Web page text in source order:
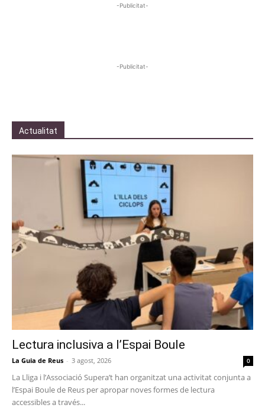
-Publicitat-
-Publicitat-
Actualitat
Lectura inclusiva a l’Espai Boule
La Guia de Reus - 3 agost, 2026 0
La Lliga i l’Associació Supera’t han organitzat una activitat conjunta a
l’Espai Boule de Reus per apropar noves formes de lectura
accessibles a través...